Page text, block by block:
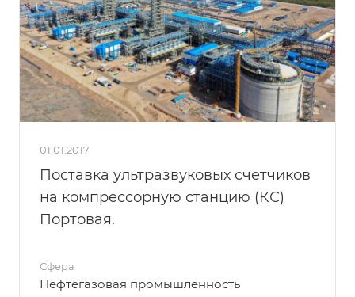
01.01.2017
Поставка ультразвуковых счетчиков
на компрессорную станцию (КС)
Портовая.
Сфера
Нефтегазовая промышленность